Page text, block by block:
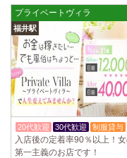
2025/03/28[東海学園前駅]
デビルキャット
24時間営業！自由シフト
でゆっくり自分の好きな事
プライベートヴィラ
福井駅
20代歓迎 30代歓迎 制服貸与
入店後の定着率90％以上！
第一主義のお店です！